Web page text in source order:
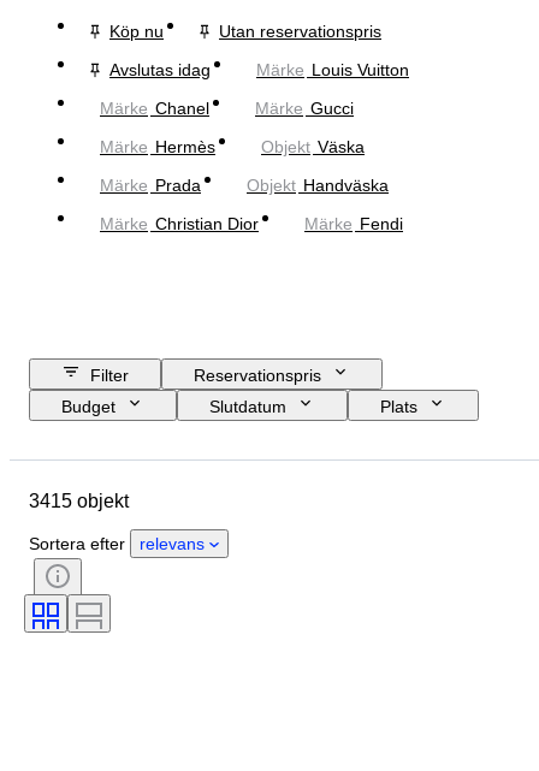
Köp nu
Utan reservationspris
Avslutas idag
Märke Louis Vuitton
Märke Chanel Märke Gucci
Märke Hermès Objekt Väska
Märke Prada Objekt Handväska
Märke Christian Dior Märke Fendi
Filter
Reservationspris
Budget
Slutdatum
Plats
Material
Certifiering
Tillbehör ingår
Produktstorlek
Skostorlek
3415 objekt
Sortera efter relevans